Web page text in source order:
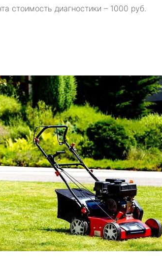
стоимость диагностики – 1000 руб.